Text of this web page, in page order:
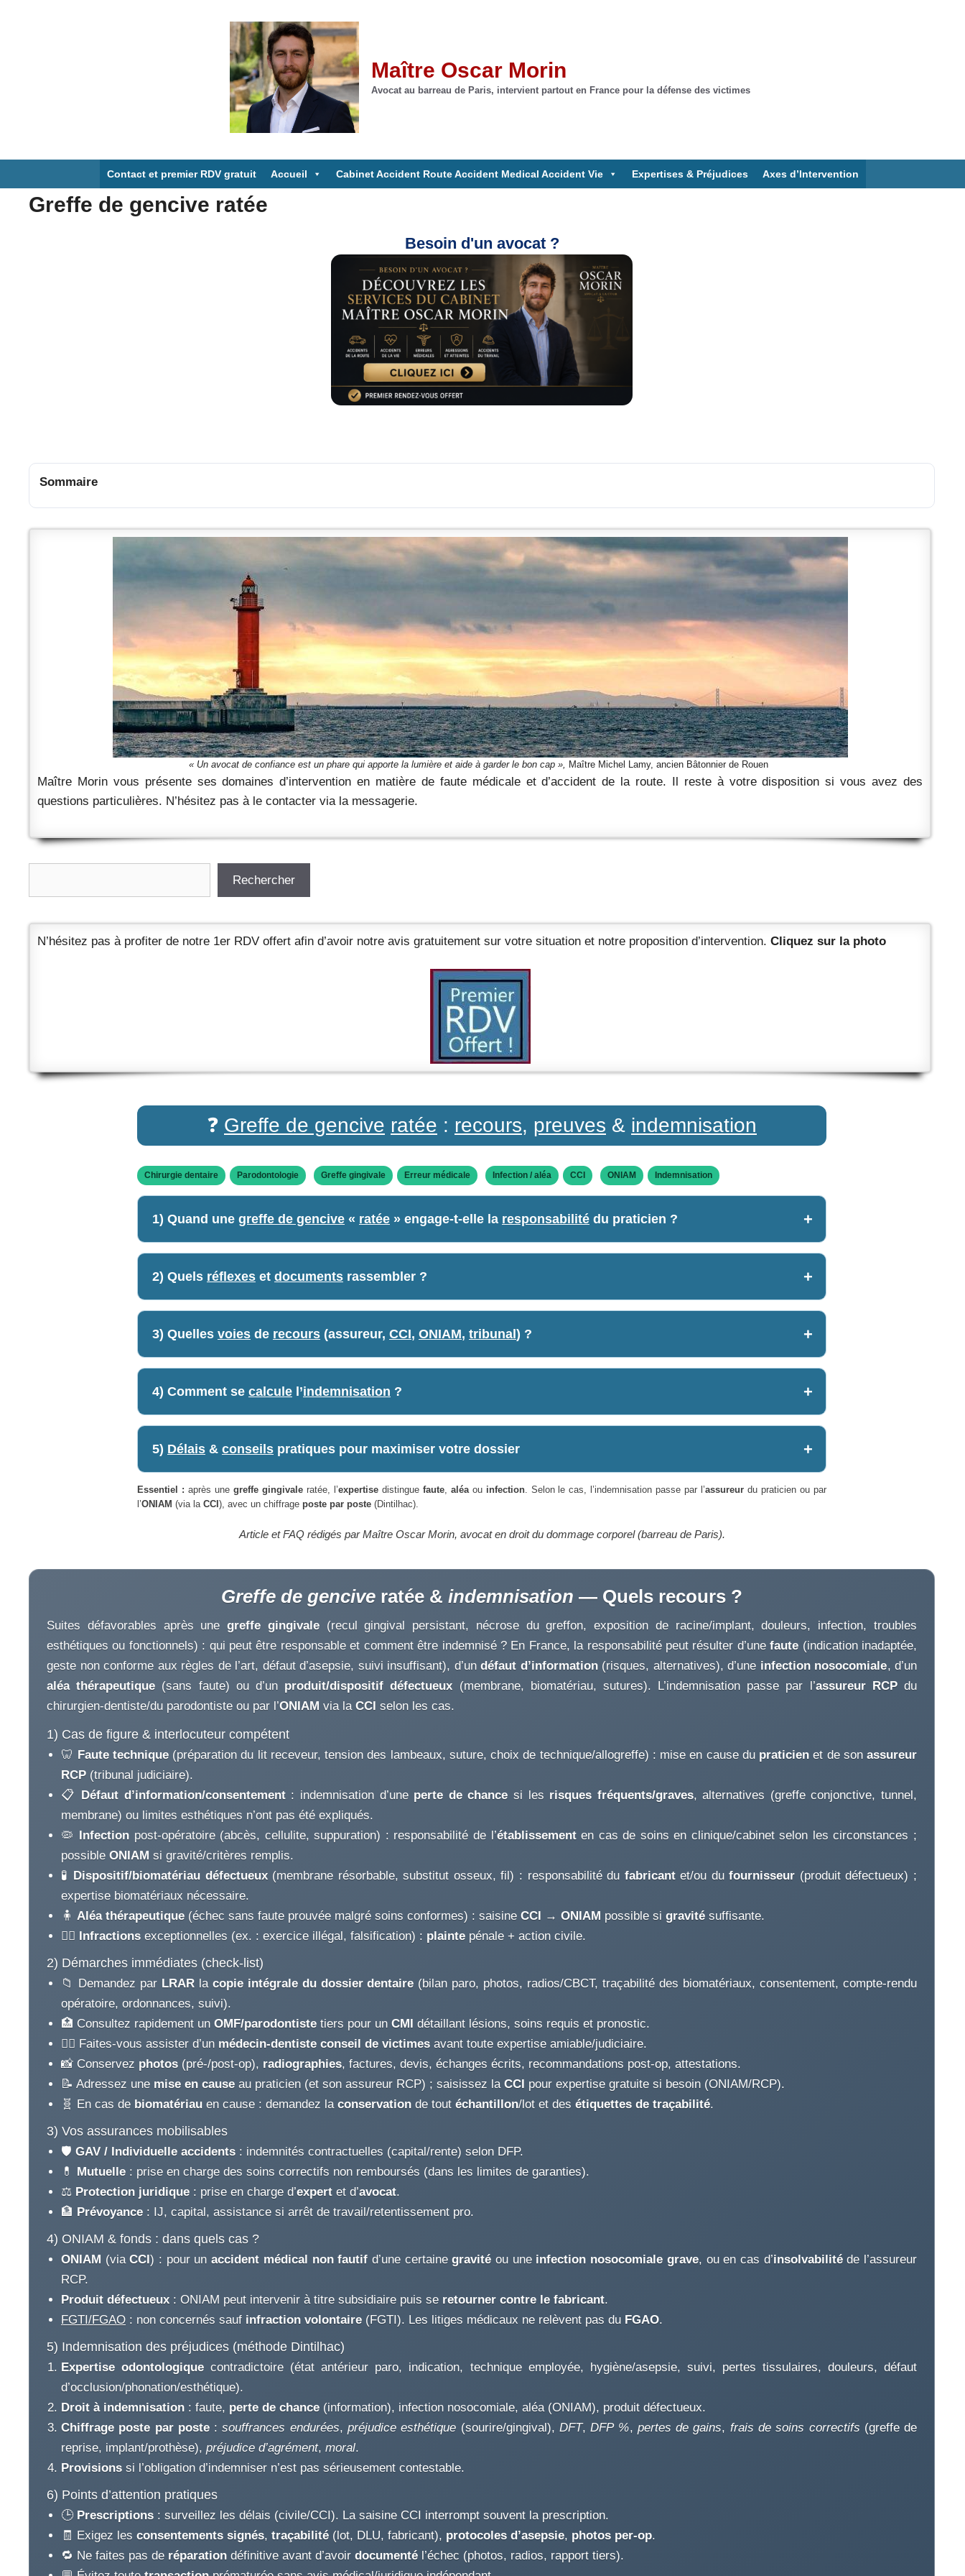
Maître Oscar Morin
Avocat au barreau de Paris, intervient partout en France pour la défense des victimes
Contact et premier RDV gratuit Accueil Cabinet Accident Route Accident Medical Accident Vie Expertises & Préjudices Axes d’Intervention
Greffe de gencive ratée
Besoin d'un avocat ?
Sommaire
« Un avocat de confiance est un phare qui apporte la lumière et aide à garder le bon cap », Maître Michel Lamy, ancien Bâtonnier de Rouen
Maître Morin vous présente ses domaines d’intervention en matière de faute médicale et d’accident de la route. Il reste à votre disposition si vous avez des
questions particulières. N’hésitez pas à le contacter via la messagerie.
Rechercher
N’hésitez pas à profiter de notre 1er RDV offert afin d’avoir notre avis gratuitement sur votre situation et notre proposition d’intervention. Cliquez sur la photo
❓ Greffe de gencive ratée : recours, preuves & indemnisation
Chirurgie dentaire Parodontologie Greffe gingivale Erreur médicale Infection / aléa CCI ONIAM Indemnisation
1) Quand une greffe de gencive « ratée » engage-t-elle la responsabilité du praticien ?
2) Quels réflexes et documents rassembler ?
3) Quelles voies de recours (assureur, CCI, ONIAM, tribunal ) ?
4) Comment se calcule l’indemnisation ?
5) Délais & conseils pratiques pour maximiser votre dossier
Essentiel : après une greffe gingivaleratée, l’expertisedistingue faute, aléaou infection. Selon le cas, l’indemnisation passe par l’assureur du praticien ou par
l’ONIAM (via la CCI ), avec un chiffrage poste par poste (Dintilhac).
Article et FAQ rédigés par Maître Oscar Morin, avocat en droit du dommage corporel (barreau de Paris).
Greffe de gencive ratée & indemnisation — Quels recours ?
Suites défavorables après unegreffe gingivale(recul gingival persistant, nécrose du greffon, exposition de racine/implant, douleurs, infection, troubles
esthétiques ou fonctionnels) : qui peut être responsable et comment être indemnisé ? En France, la responsabilité peut résulter d’unefaute (indication inadaptée,
geste non conforme aux règles de l’art, défaut d’asepsie, suivi insuffisant), d’undéfaut d’information(risques, alternatives), d’une infection nosocomiale, d’un
aléa thérapeutique (sans faute) ou d’un produit/dispositif défectueux (membrane, biomatériau, sutures). L’indemnisation passe par l’assureur RCPdu
chirurgien-dentiste/du parodontiste ou par l’ONIAM via la CCI selon les cas.
1) Cas de figure & interlocuteur compétent
🦷 Faute technique(préparation du lit receveur, tension des lambeaux, suture, choix de technique/allogreffe) : mise en cause du praticien et de son assureur
RCP (tribunal judiciaire).
📋 Défaut d’information/consentement: indemnisation d’une perte de chance si les risques fréquents/graves, alternatives (greffe conjonctive, tunnel,
membrane) ou limites esthétiques n’ont pas été expliqués.
🦠 Infection post-opératoire (abcès, cellulite, suppuration) : responsabilité de l’établissementen cas de soins en clinique/cabinet selon les circonstances ;
possible ONIAM si gravité/critères remplis.
🧪 Dispositif/biomatériau défectueux(membrane résorbable, substitut osseux, fil) : responsabilité du fabricantet/ou dufournisseur (produit défectueux) ;
expertise biomatériaux nécessaire.
🧍 Aléa thérapeutique (échec sans faute prouvée malgré soins conformes) : saisine CCI → ONIAM possible si gravité suffisante.
🧑‍⚖️ Infractions exceptionnelles (ex. : exercice illégal, falsification) : plainte pénale + action civile.
2) Démarches immédiates (check-list)
📁 Demandez par LRARla copie intégrale du dossier dentaire (bilan paro, photos, radios/CBCT, traçabilité des biomatériaux, consentement, compte-rendu
opératoire, ordonnances, suivi).
🏥 Consultez rapidement un OMF/parodontiste tiers pour un CMI détaillant lésions, soins requis et pronostic.
🧑‍⚕️ Faites-vous assister d’un médecin-dentiste conseil de victimes avant toute expertise amiable/judiciaire.
📸 Conservez photos (pré-/post-op), radiographies, factures, devis, échanges écrits, recommandations post-op, attestations.
📝 Adressez une mise en cause au praticien (et son assureur RCP) ; saisissez la CCI pour expertise gratuite si besoin (ONIAM/RCP).
🧬 En cas de biomatériau en cause : demandez la conservation de tout échantillon/lot et des étiquettes de traçabilité.
3) Vos assurances mobilisables
🛡️ GAV / Individuelle accidents : indemnités contractuelles (capital/rente) selon DFP.
💊 Mutuelle : prise en charge des soins correctifs non remboursés (dans les limites de garanties).
⚖️ Protection juridique : prise en charge d’expert et d’avocat.
🏦 Prévoyance : IJ, capital, assistance si arrêt de travail/retentissement pro.
4) ONIAM & fonds : dans quels cas ?
ONIAM (viaCCI) : pour unaccident médical non fautif d’une certainegravité ou une infection nosocomiale grave, ou en cas d’insolvabilitéde l’assureur
RCP.
Produit défectueux : ONIAM peut intervenir à titre subsidiaire puis se retourner contre le fabricant.
FGTI/FGAO : non concernés sauf infraction volontaire (FGTI). Les litiges médicaux ne relèvent pas du FGAO.
5) Indemnisation des préjudices (méthode Dintilhac)
Expertise odontologique contradictoire (état antérieur paro, indication, technique employée, hygiène/asepsie, suivi, pertes tissulaires, douleurs, défaut
d’occlusion/phonation/esthétique).
Droit à indemnisation : faute, perte de chance (information), infection nosocomiale, aléa (ONIAM), produit défectueux.
Chiffrage poste par poste:souffrances endurées,préjudice esthétique (sourire/gingival), DFT,DFP %, pertes de gains, frais de soins correctifs (greffe de
reprise, implant/prothèse), préjudice d’agrément, moral.
Provisions si l’obligation d’indemniser n’est pas sérieusement contestable.
6) Points d’attention pratiques
🕒 Prescriptions : surveillez les délais (civile/CCI). La saisine CCI interrompt souvent la prescription.
🧾 Exigez les consentements signés, traçabilité (lot, DLU, fabricant), protocoles d’asepsie, photos per-op.
🔁 Ne faites pas de réparation définitive avant d’avoir documenté l’échec (photos, radios, rapport tiers).